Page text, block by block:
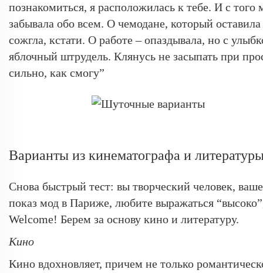
познакомиться, я расположилась к тебе. И с того
забывала обо всем. О чемодане, который
сожгла, кстати. О работе – опаздывала, но с
яблочный штрудель. Клянусь не засыпать при
сильно, как смогу”
Варианты из кинематографа и
Снова быстрый тест: вы творческий человек,
показ мод в Париже, любите выражаться
Welcome! Берем за основу кино и литературу.
Кино
Кино вдохновляет, причем не только